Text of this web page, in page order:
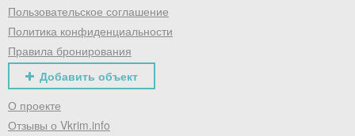
Пользовательское соглашение
Политика конфиденциальности
Правила бронирования
Добавить объект
О проекте
Отзывы о Vkrim.info